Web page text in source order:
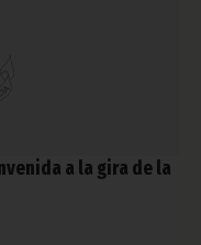
a la gira de la